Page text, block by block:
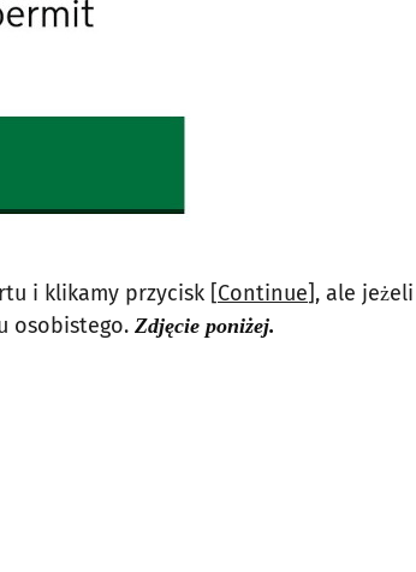
i klikamy przycisk [Continue], ale
osobistego. Zdjęcie poniżej.